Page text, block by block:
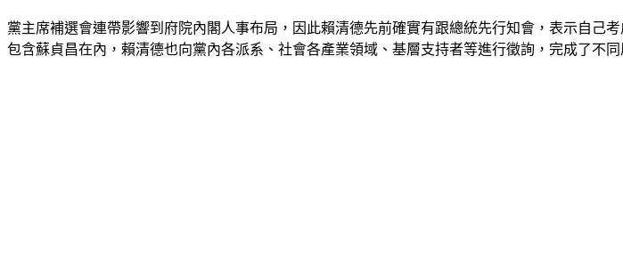
黨主席補選會連帶影響到府院內閣人事布局，因此賴清德先前確實有跟總統先行知會，表示自己
包含蘇貞昌在內，賴清德也向黨內各派系、社會各產業領域、基層支持者等進行徵詢，完成了不